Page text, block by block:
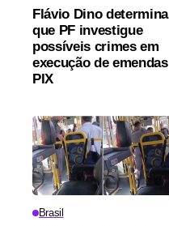
Flávio Dino determina
que PF investigue
possíveis crimes em
execução de emendas
PIX
Brasil